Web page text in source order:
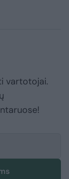
vartotojai.